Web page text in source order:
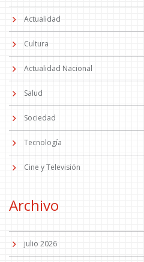
Actualidad
Cultura
Actualidad Nacional
Salud
Sociedad
Tecnología
Cine y Televisión
Archivo
julio 2026